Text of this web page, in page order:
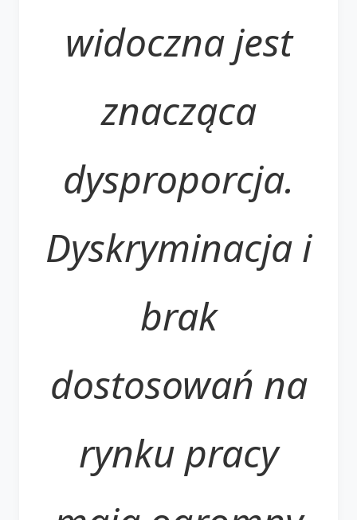
widoczna jest
znacząca
dysproporcja.
Dyskryminacja i
brak
dostosowań na
rynku pracy